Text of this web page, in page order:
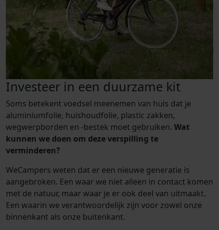
Investeer in een duurzame kit
Soms betekent voedsel meenemen van huis dat je
aluminiumfolie, huishoudfolie, plastic zakken,
wegwerpborden en -bestek moet gebruiken. Wat
kunnen we doen om deze verspilling te
verminderen?
WeCampers weten dat er een nieuwe generatie is
aangebroken. Een waar we niet alleen in contact komen
met de natuur, maar waar je er ook deel van uitmaakt.
Een waarin we verantwoordelijk zijn voor zowel onze
binnenkant als onze buitenkant.